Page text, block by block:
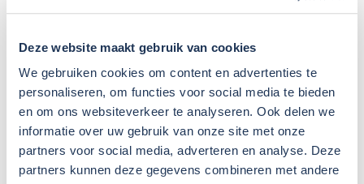
Deze website maakt gebruik van cookies
We gebruiken cookies om content en advertenties te
personaliseren, om functies voor social media te bieden
en om ons websiteverkeer te analyseren. Ook delen we
informatie over uw gebruik van onze site met onze
partners voor social media, adverteren en analyse. Deze
partners kunnen deze gegevens combineren met andere
Opleiding en training
In artikel 15 van de Arbowet staat beschreven dat
BHV’ers goed opgeleid moeten worden. Hoe er vorm
wordt gegeven aan de inhoud van opleidingen, mag
afgestemd worden op de risico’s binnen een bedrijf.
Het is van belang dat de BHV zo veel mogelijk
aansluit bij de praktijk, dat er veel geoefend wordt en
nascholing plaatsvindt.